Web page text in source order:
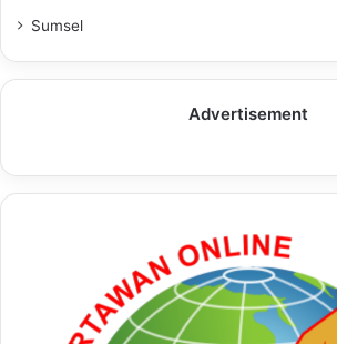
Sumsel
Advertisement